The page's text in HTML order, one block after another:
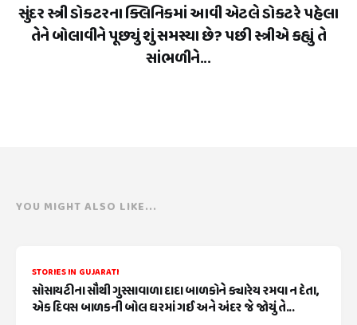
સુંદર સ્ત્રી ડોકટરના ક્લિનિકમાં આવી એટલે ડોકટરે પહેલા
તેને બોલાવીને પૂછ્યું શું સમસ્યા છે? પછી સ્ત્રીએ કહ્યું તે
સાંભળીને...
YOU MIGHT ALSO LIKE...
STORIES IN GUJARATI
સોસાયટીના સૌથી ગુસ્સાવાળા દાદા બાળકોને ક્યારેય રમવા ન દેતા,
એક દિવસ બાળકની બોલ ઘરમાં ગઈ અને અંદર જે જોયું તે...